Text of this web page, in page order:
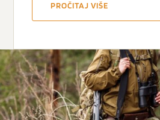
PROČITAJ VIŠE